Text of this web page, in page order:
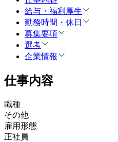
給与・福利厚生
勤務時間・休日
募集要項
選考
企業情報
仕事内容
職種
その他
雇用形態
正社員